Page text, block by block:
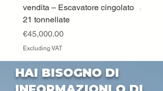
vendita – Escavatore cingolato
21 tonnellate
Price
€45,000.00
Excluding VAT
Price
HAI BISOGNO DI